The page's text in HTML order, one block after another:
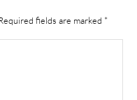
fields are marked *